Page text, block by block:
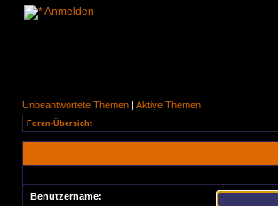
Anmelden
Unbeantwortete Themen | Aktive Themen
Foren-Übersicht
Benutzername: